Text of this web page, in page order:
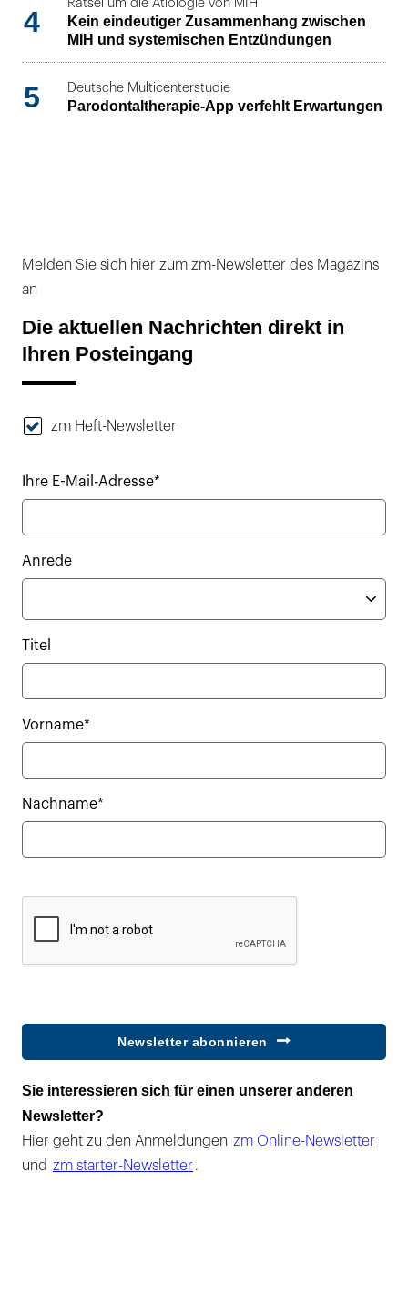
4
Rätsel um die Ätiologie von MIH
Kein eindeutiger Zusammenhang zwischen
MIH und systemischen Entzündungen
5 Deutsche Multicenterstudie
Parodontaltherapie-App verfehlt Erwartungen
Melden Sie sich hier zum zm-Newsletter des Magazins
an
Die aktuellen Nachrichten direkt in
Ihren Posteingang
zm Heft-Newsletter
Ihre E-Mail-Adresse*
Anrede
Titel
Vorname*
Nachname*
Newsletter abonnieren
Sie interessieren sich für einen unserer anderen
Newsletter?
Hier geht zu den Anmeldungen zm Online-Newsletter
und zm starter-Newsletter .